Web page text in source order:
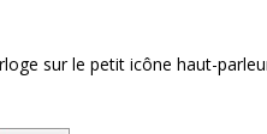
sur le petit icône haut-